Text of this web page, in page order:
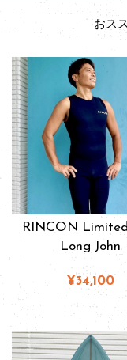
おス
RINCON Limited
Long John
¥34,100